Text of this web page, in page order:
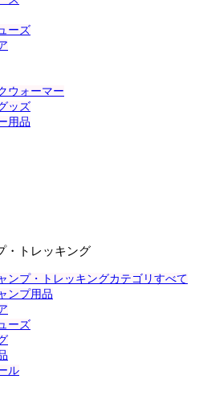
ーズ
ウォーマー
ッズ
用品
・トレッキング
ンプ・トレッキングカテゴリすべて
ンプ用品
ーズ
ル